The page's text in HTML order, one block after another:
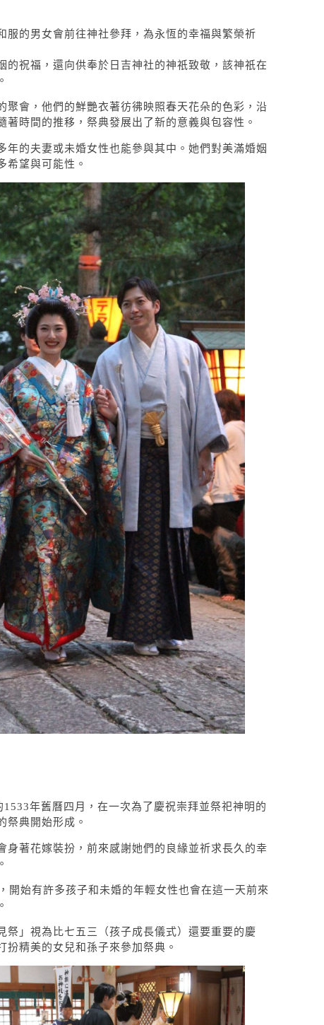
服的男女會前往神社參拜，為永恆的幸福與繁榮祈
的祝福，還向供奉於日吉神社的神祇致敬，該神祇在
聚會，他們的鮮艷衣著彷彿映照春天花朵的色彩，沿
著時間的推移，祭典發展出了新的意義與包容性。
年的夫妻或未婚女性也能參與其中。她們對美滿婚姻
希望與可能性。
年舊曆四月，在一次為了慶祝崇拜並祭祀神明的
祭典開始形成。
身著花嫁裝扮，前來感謝她們的良緣並祈求長久的幸
開始有許多孩子和未婚的年輕女性也會在這一天前來
祭」視為比七五三（孩子成長儀式）還要重要的慶
扮精美的女兒和孫子來參加祭典。